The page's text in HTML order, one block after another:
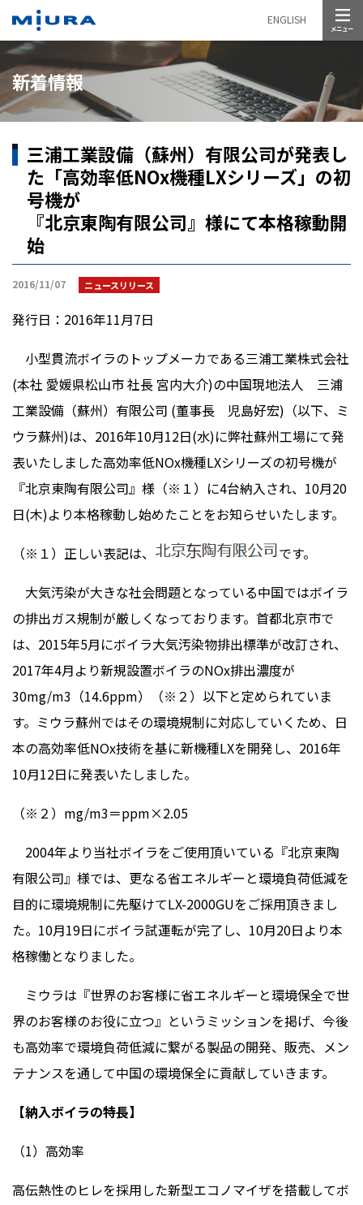
ENGLISH
新着情報
三浦工業設備（蘇州）有限公司が発表し
た「高効率低NOx機種LXシリーズ」の初
号機が
『北京東陶有限公司』様にて本格稼動開
始
2016/11/07 ニュースリリース
発行日：2016年11月7日
小型貫流ボイラのトップメーカである三浦工業株式会社
(本社 愛媛県松山市 社長 宮内大介)の中国現地法人 三浦
工業設備（蘇州）有限公司 (董事長 児島好宏)（以下、ミ
ウラ蘇州)は、2016年10月12日(水)に弊社蘇州工場にて発
表いたしました高効率低NOx機種LXシリーズの初号機が
『北京東陶有限公司』様（※１）に4台納入され、10月20
日(木)より本格稼動し始めたことをお知らせいたします。
（※１）正しい表記は、
です。
大気汚染が大きな社会問題となっている中国ではボイラ
の排出ガス規制が厳しくなっております。首都北京市で
は、2015年5月にボイラ大気汚染物排出標準が改訂され、
2017年4月より新規設置ボイラのNOx排出濃度が
30mg/m3（14.6ppm）（※２）以下と定められていま
す。ミウラ蘇州ではその環境規制に対応していくため、日
本の高効率低NOx技術を基に新機種LXを開発し、2016年
10月12日に発表いたしました。
（※２）mg/m3＝ppm×2.05
2004年より当社ボイラをご使用頂いている『北京東陶
有限公司』様では、更なる省エネルギーと環境負荷低減を
目的に環境規制に先駆けてLX-2000GUをご採用頂きまし
た。10月19日にボイラ試運転が完了し、10月20日より本
格稼働となりました。
ミウラは『世界のお客様に省エネルギーと環境保全で世
界のお客様のお役に立つ』というミッションを掲げ、今後
も高効率で環境負荷低減に繋がる製品の開発、販売、メン
テナンスを通して中国の環境保全に貢献していきます。
【納入ボイラの特長】
（1）高効率
高伝熱性のヒレを採用した新型エコノマイザを搭載してボ